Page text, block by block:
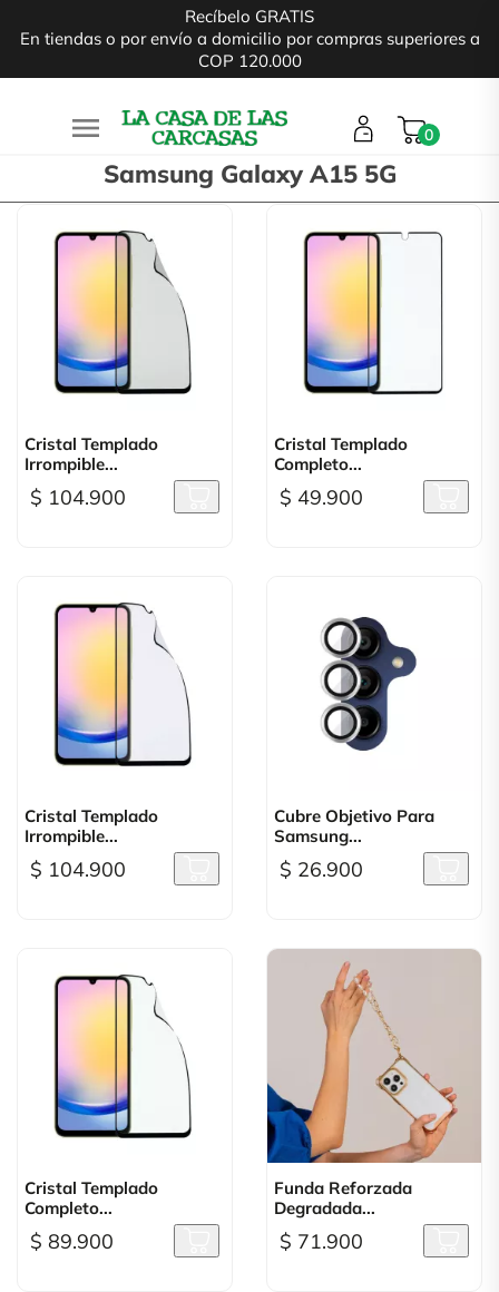
Recíbelo GRATIS
En tiendas o por envío a domicilio por compras superiores a
COP 120.000
 0
Samsung Galaxy A15 5G
Cristal Templado
Irrompible...
$ 104.900
Cristal Templado
Completo...
$ 49.900
Cristal Templado
Irrompible...
$ 104.900
Cubre Objetivo Para
Samsung...
$ 26.900
Cristal Templado
Completo...
$ 89.900
Funda Reforzada
Degradada...
$ 71.900